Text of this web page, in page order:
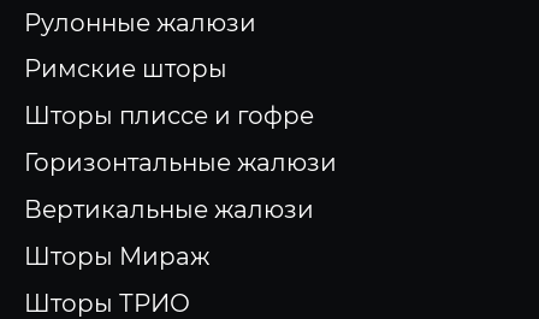
Рулонные жалюзи
Римские шторы
Шторы плиссе и гофре
Горизонтальные жалюзи
Вертикальные жалюзи
Шторы Мираж
Шторы ТРИО